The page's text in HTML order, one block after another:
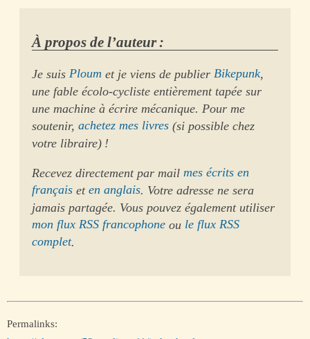
À propos de l’auteur :
Je suisPloum et je viens de publierBikepunk,
une fable écolo-cycliste entièrement tapée sur
une machine à écrire mécanique. Pour me
soutenir,achetez mes livres (si possible chez
votre libraire) !
Recevez directement par mailmes écrits en
français eten anglais. Votre adresse ne sera
jamais partagée. Vous pouvez également utiliser
mon flux RSS francophone ou le flux RSS
complet.
Permalinks: